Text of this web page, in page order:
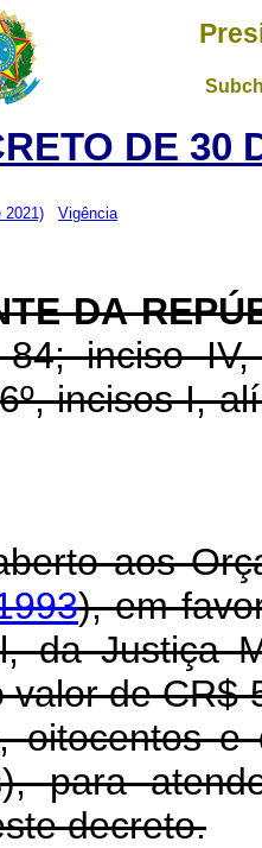
DE 30
2021) Vigência
DA
inciso
incisos I,
aos
), em
da Justiça
valor de CR$
oitocentos
para
decreto.